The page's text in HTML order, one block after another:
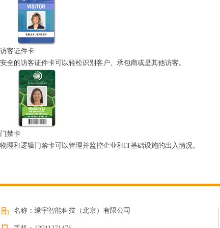
访客证件卡
安全的访客证件卡可以轻松识别客户、承包商或是其他访客。
门禁卡
物理和逻辑门禁卡可以管理并监控企业和IT基础设施的出入情况。
名称： 缘宇智能科技（北京）有限公司